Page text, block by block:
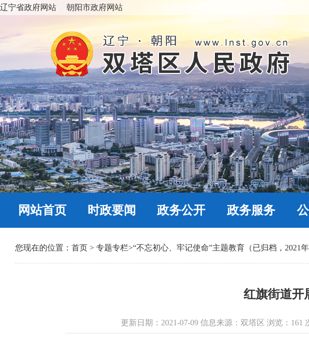
辽宁省政府网站 朝阳市政府网站
网站首页 时政要闻 政务公开 政务服务
您现在的位置： 首页 > 专题专栏>“不忘初心、牢记使命”主题教育（已归档，2021年
红旗街道开
更新日期：2021-07-09 信息来源：双塔区 浏览： 161